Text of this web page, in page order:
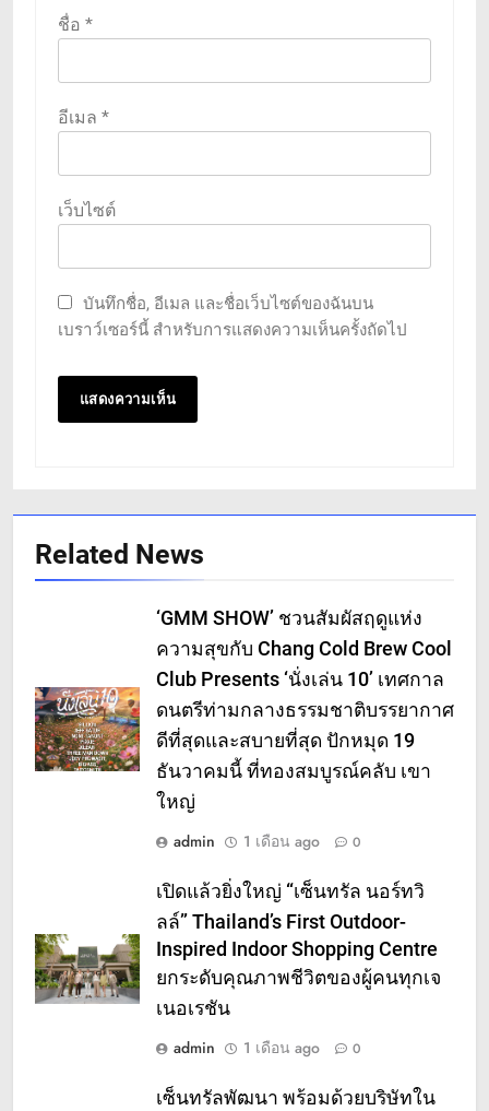
ชื่อ *
อีเมล *
เว็บไซต์
บันทึกชื่อ, อีเมล และชื่อเว็บไซต์ของฉันบน
เบราว์เซอร์นี้ สำหรับการแสดงความเห็นครั้งถัดไป
Related News
‘GMM SHOW’ ชวนสัมผัสฤดูแห่ง
ความสุขกับ Chang Cold Brew Cool
Club Presents ‘นั่งเล่น 10’ เทศกาล
ดนตรีท่ามกลางธรรมชาติบรรยากาศ
ดีที่สุดและสบายที่สุด ปักหมุด 19
ธันวาคมนี้ ที่ทองสมบูรณ์คลับ เขา
ใหญ่
admin
1 เดือน ago 0
เปิดแล้วยิ่งใหญ่ “เซ็นทรัล นอร์ทวิ
ลล์” Thailand’s First Outdoor-
Inspired Indoor Shopping Centre
ยกระดับคุณภาพชีวิตของผู้คนทุกเจ
เนอเรชัน
admin
1 เดือน ago 0
เซ็นทรัลพัฒนา พร้อมด้วยบริษัทใน